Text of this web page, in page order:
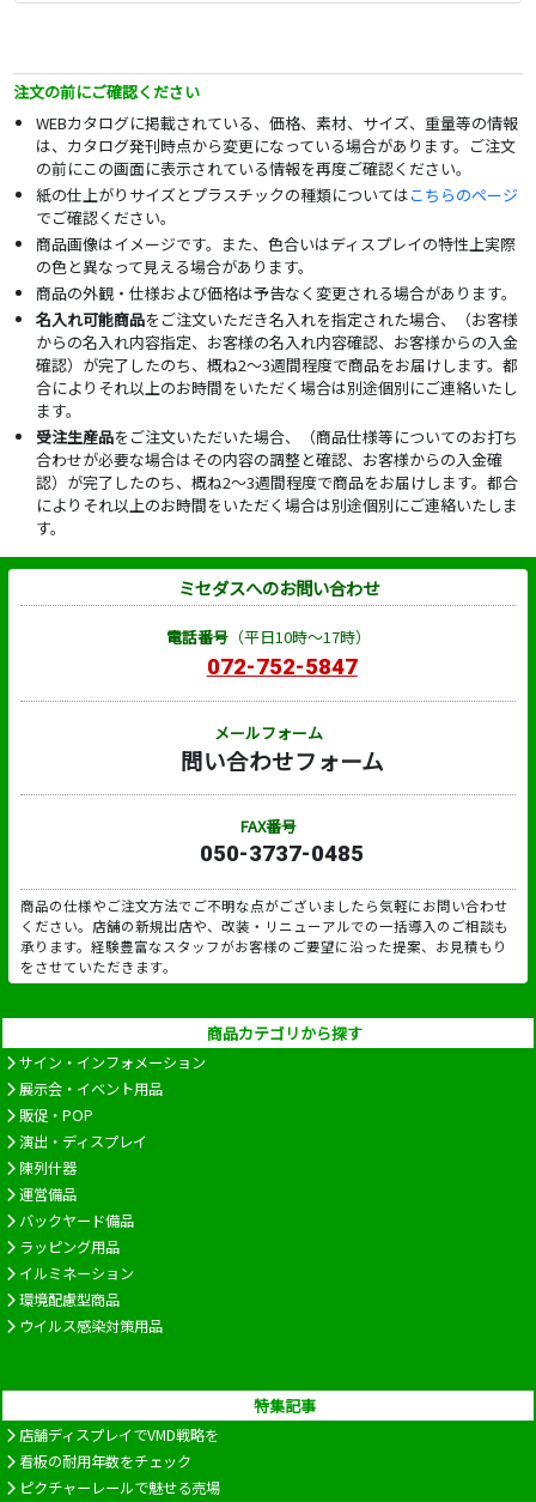
注文の前にご確認ください
WEBカタログに掲載されている、価格、素材、サイズ、重量等の情報
は、カタログ発刊時点から変更になっている場合があります。ご注文
の前にこの画面に表示されている情報を再度ご確認ください。
紙の仕上がりサイズとプラスチックの種類についてはこちらのページ
でご確認ください。
商品画像はイメージです。また、色合いはディスプレイの特性上実際
の色と異なって見える場合があります。
商品の外観・仕様および価格は予告なく変更される場合があります。
名入れ可能商品をご注文いただき名入れを指定された場合、（お客様
からの名入れ内容指定、お客様の名入れ内容確認、お客様からの入金
確認）が完了したのち、概ね2～3週間程度で商品をお届けします。都
合によりそれ以上のお時間をいただく場合は別途個別にご連絡いたし
ます。
受注生産品をご注文いただいた場合、（商品仕様等についてのお打ち
合わせが必要な場合はその内容の調整と確認、お客様からの入金確
認）が完了したのち、概ね2～3週間程度で商品をお届けします。都合
によりそれ以上のお時間をいただく場合は別途個別にご連絡いたしま
す。
ミセダスへのお問い合わせ
電話番号（平日10時～17時）
072-752-5847
メールフォーム
問い合わせフォーム
FAX番号
050-3737-0485
商品の仕様やご注文方法でご不明な点がございましたら気軽にお問い合わせ
ください。店舗の新規出店や、改装・リニューアルでの一括導入のご相談も
承ります。経験豊富なスタッフがお客様のご要望に沿った提案、お見積もり
をさせていただきます。
商品カテゴリから探す
サイン・インフォメーション
展示会・イベント用品
販促・POP
演出・ディスプレイ
陳列什器
運営備品
バックヤード備品
ラッピング用品
イルミネーション
環境配慮型商品
ウイルス感染対策用品
特集記事
店舗ディスプレイでVMD戦略を
看板の耐用年数をチェック
ピクチャーレールで魅せる売場